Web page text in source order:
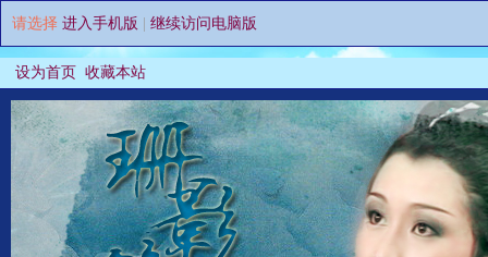
请选择 进入手机版 继续访问电脑版
设为首页 收藏本站